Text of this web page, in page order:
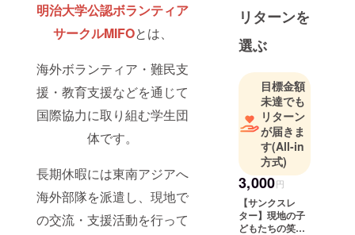
明治大学公認ボランティア
サークルMIFOとは、
海外ボランティア・難⺠⽀
援・教育⽀援などを通じて
国際協⼒に取り組む学生団
体です。
⻑期休暇には東南アジアへ
海外部隊を派遣し、現地で
の交流・⽀援活動を⾏って
ランティア
や難民支
援、教育支
援を通じて
国際協力に
取り組んで
います！
長期休暇に
東南アジア
へ海外部隊
を派遣して
います！！
リターンを
選ぶ
目標金額
未達でも
リターン
が届きま
す(All-in
方式)
3,000円
【サンクスレ
ター】現地の子
どもたちの笑顔